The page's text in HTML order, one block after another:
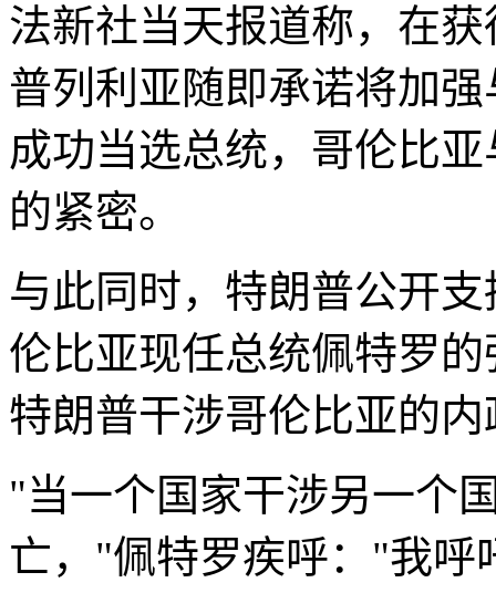
法新社当天报道称，在
普列利亚随即承诺将加
成功当选总统，哥伦比
的紧密。
与此同时，特朗普公开
伦比亚现任总统佩特罗
特朗普干涉哥伦比亚的
"当一个国家干涉另一个
亡，"佩特罗疾呼："我呼